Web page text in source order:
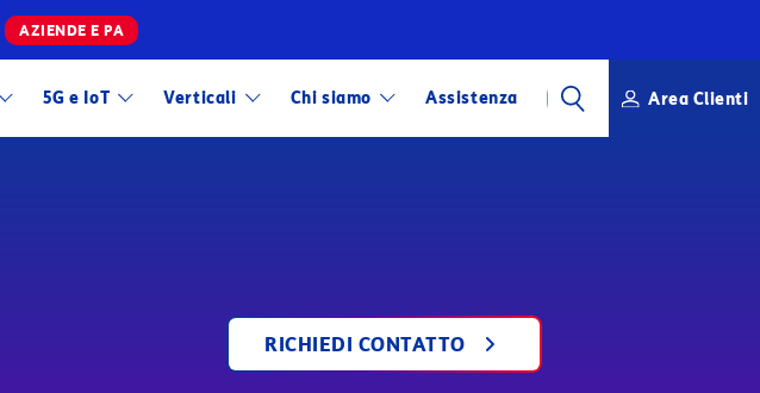
AZIENDE E PA
5G e IoT Verticali Chi siamo Assistenza Area Clienti
RICHIEDI CONTATTO